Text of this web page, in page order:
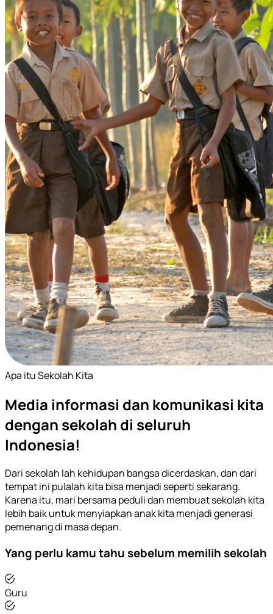
Apa itu Sekolah Kita
Media informasi dan komunikasi kita
dengan sekolah di seluruh
Indonesia!
Dari sekolah lah kehidupan bangsa dicerdaskan, dan dari
tempat ini pulalah kita bisa menjadi seperti sekarang.
Karena itu, mari bersama peduli dan membuat sekolah kita
lebih baik untuk menyiapkan anak kita menjadi generasi
pemenang di masa depan.
Yang perlu kamu tahu sebelum memilih sekolah
Guru